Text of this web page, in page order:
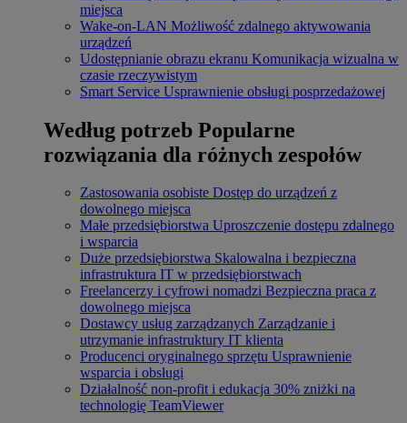
miejsca
Wake-on-LAN Możliwość zdalnego aktywowania
urządzeń
Udostępnianie obrazu ekranu Komunikacja wizualna w
czasie rzeczywistym
Smart Service Usprawnienie obsługi posprzedażowej
Według potrzeb Popularne
rozwiązania dla różnych zespołów
Zastosowania osobiste Dostęp do urządzeń z
dowolnego miejsca
Małe przedsiębiorstwa Uproszczenie dostępu zdalnego
i wsparcia
Duże przedsiębiorstwa Skalowalna i bezpieczna
infrastruktura IT w przedsiębiorstwach
Freelancerzy i cyfrowi nomadzi Bezpieczna praca z
dowolnego miejsca
Dostawcy usług zarządzanych Zarządzanie i
utrzymanie infrastruktury IT klienta
Producenci oryginalnego sprzętu Usprawnienie
wsparcia i obsługi
Działalność non-profit i edukacja 30% zniżki na
technologię TeamViewer